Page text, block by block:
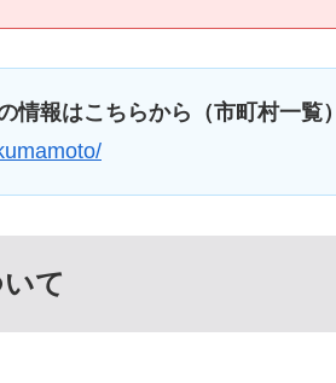
情報はこちらから（市町村一覧）
て